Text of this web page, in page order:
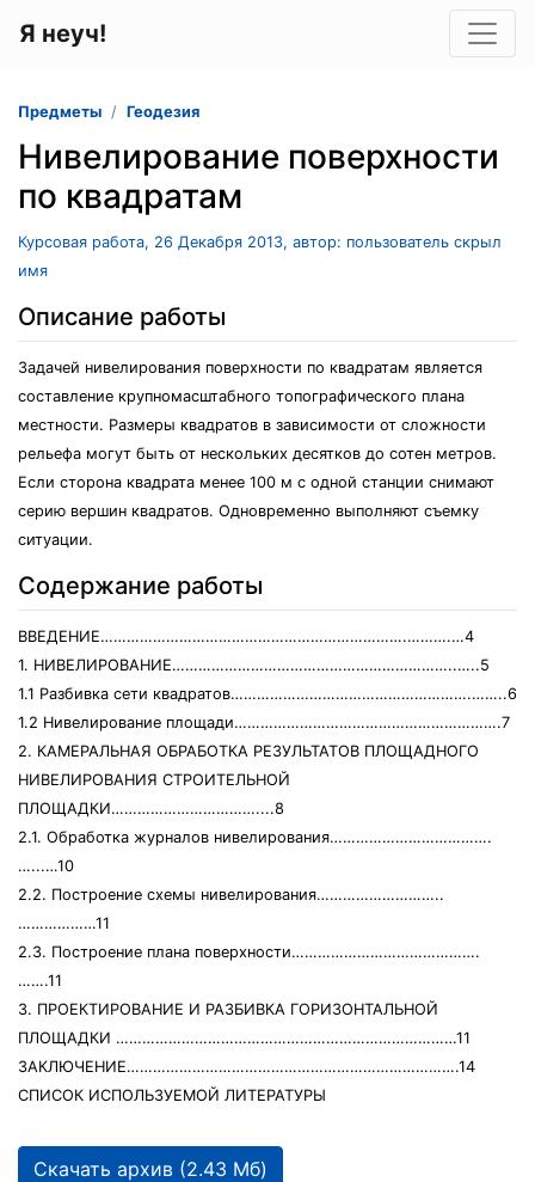
Я неуч!
Предметы Геодезия
Нивелирование поверхности
по квадратам
Курсовая работа, 26 Декабря 2013, автор: пользователь скрыл
имя
Описание работы
Задачей нивелирования поверхности по квадратам является
составление крупномасштабного топографического плана
местности. Размеры квадратов в зависимости от сложности
рельефа могут быть от нескольких десятков до сотен метров.
Если сторона квадрата менее 100 м с одной станции снимают
серию вершин квадратов. Одновременно выполняют съемку
ситуации.
Содержание работы
ВВЕДЕНИЕ…………………………………………………………….……….…4
1. НИВЕЛИРОВАНИЕ………………………………………………………..…..5
1.1 Разбивка сети квадратов……………………………………………….……..6
1.2 Нивелирование площади…………………………………………………….7
2. КАМЕРАЛЬНАЯ ОБРАБОТКА РЕЗУЛЬТАТОВ ПЛОЩАДНОГО
НИВЕЛИРОВАНИЯ СТРОИТЕЛЬНОЙ
ПЛОЩАДКИ……………………………....8
2.1. Обработка журналов нивелирования……………………………….
…...…10
2.2. Построение схемы нивелирования………………………..
………………11
2.3. Построение плана поверхности…………………………………….
…….11
3. ПРОЕКТИРОВАНИЕ И РАЗБИВКА ГОРИЗОНТАЛЬНОЙ
ПЛОЩАДКИ ……………………………………………………………………11
ЗАКЛЮЧЕНИЕ………………………………………………………………….14
СПИСОК ИСПОЛЬЗУЕМОЙ ЛИТЕРАТУРЫ
Скачать архив (2.43 Мб)